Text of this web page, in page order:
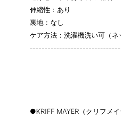
伸縮性：あり
裏地：なし
ケア方法：洗濯機洗い可（ネ
●KRIFF MAYER（クリフメイ